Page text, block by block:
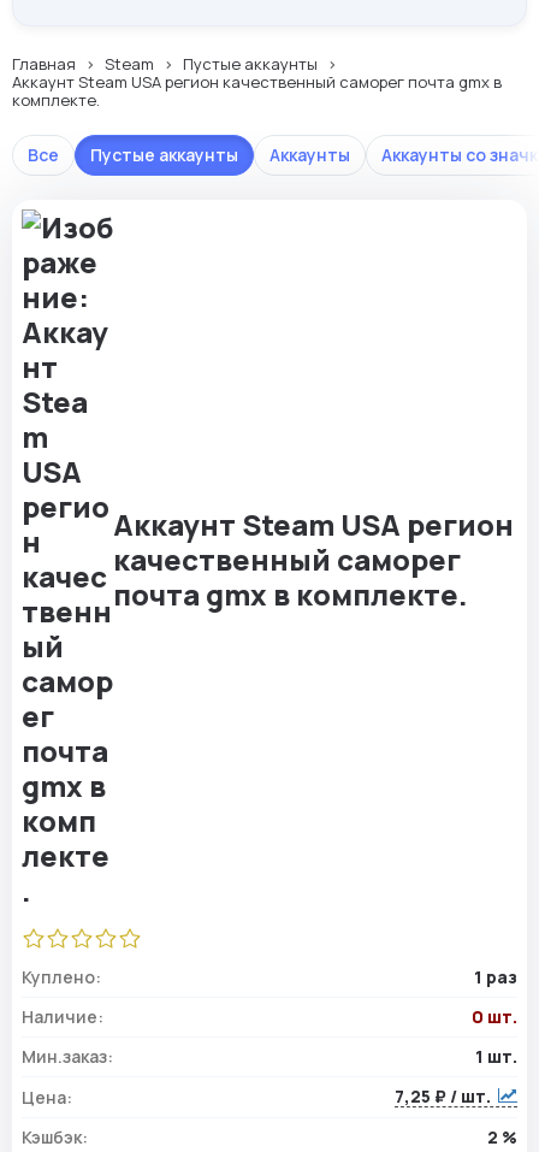
Главная Steam
Пустые аккаунты
Аккаунт Steam USA регион качественный саморег почта gmx в
комплекте.
Все Аккаунты Аккаунты со
Пустые аккаунты
Аккаунт Steam USA регион
качественный саморег
почта gmx в комплекте.
Куплено:
1 раз
Наличие:
0 шт.
Мин.заказ:
1 шт.
Цена:
7,25 ₽ / шт.
Кэшбэк:
2 %